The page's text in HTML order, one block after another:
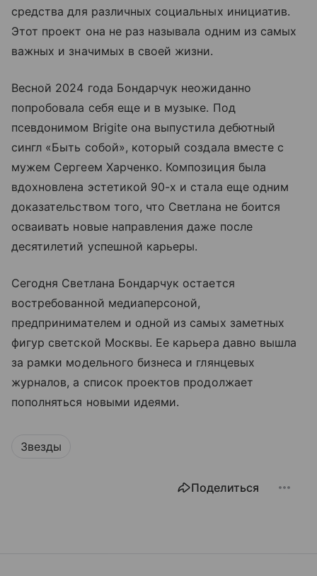
средства для различных социальных инициатив.
Этот проект она не раз называла одним из самых
важных и значимых в своей жизни.
Весной 2024 года Бондарчук неожиданно
попробовала себя еще и в музыке. Под
псевдонимом Brigite она выпустила дебютный
сингл «Быть собой», который создала вместе с
мужем Сергеем Харченко. Композиция была
вдохновлена эстетикой 90-х и стала еще одним
доказательством того, что Светлана не боится
осваивать новые направления даже после
десятилетий успешной карьеры.
Сегодня Светлана Бондарчук остается
востребованной медиаперсоной,
предпринимателем и одной из самых заметных
фигур светской Москвы. Ее карьера давно вышла
за рамки модельного бизнеса и глянцевых
журналов, а список проектов продолжает
пополняться новыми идеями.
Звезды
Поделиться